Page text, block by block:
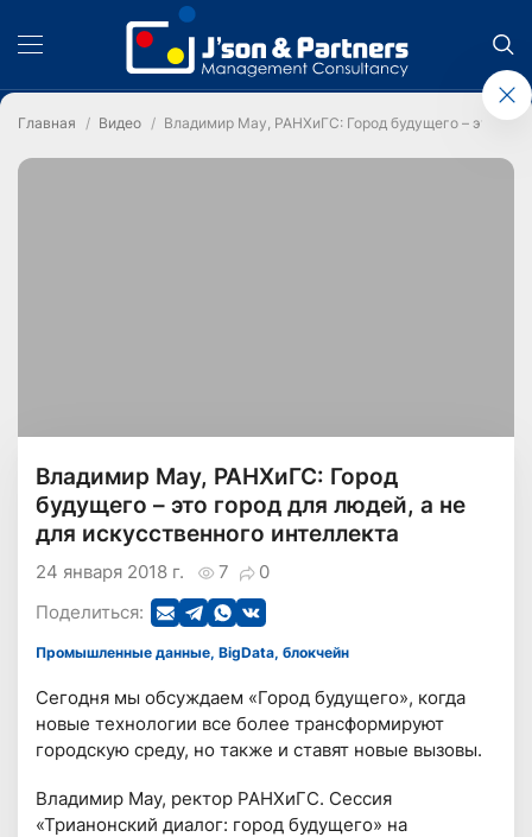
Главная Видео Владимир Мау, РАНХиГС: Город будущего – это
Владимир Мау, РАНХиГС: Город
будущего – это город для людей, а не
для искусственного интеллекта
7 0
24 января 2018 г.
Поделиться:
Промышленные данные, BigData, блокчейн
Сегодня мы обсуждаем «Город будущего», когда
новые технологии все более трансформируют
городскую среду, но также и ставят новые вызовы.
Владимир Мау, ректор РАНХиГС. Сессия
«Трианонский диалог: город будущего» на